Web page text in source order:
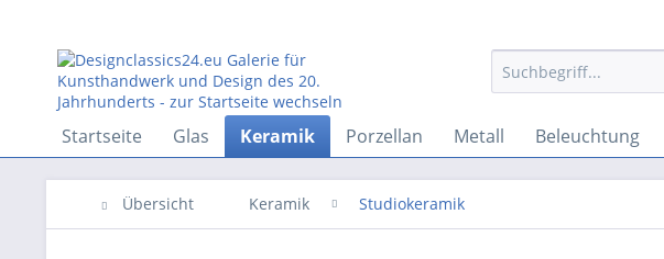
Startseite Glas Keramik Porzellan Metall Beleuchtung
Übersicht Keramik Studiokeramik